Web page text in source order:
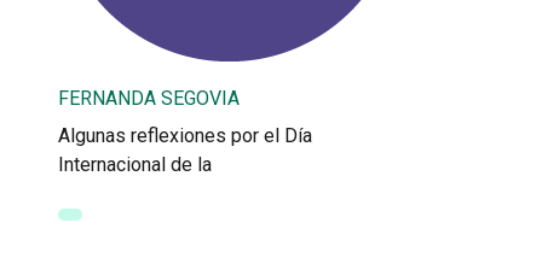
FERNANDA SEGOVIA
Algunas reflexiones por el Día
Internacional de la